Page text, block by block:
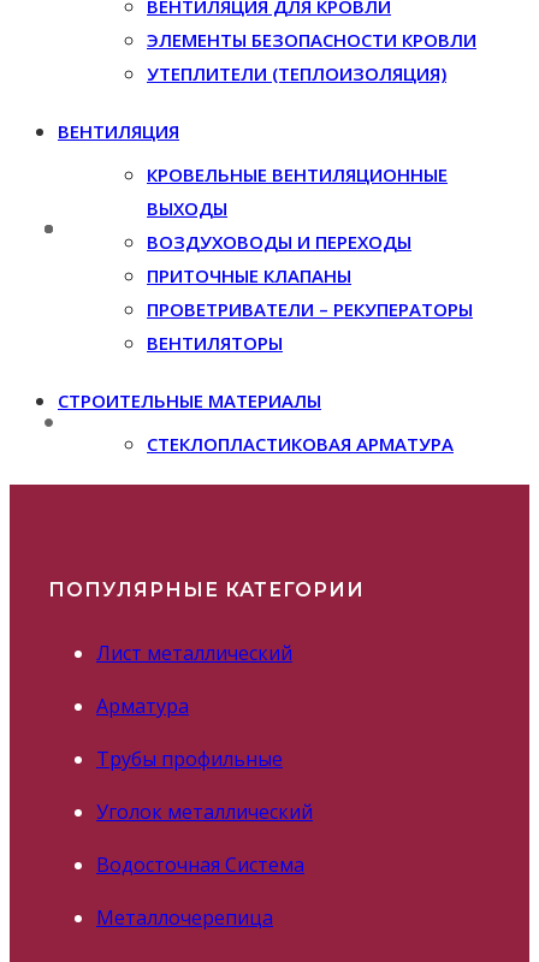
ВЕНТИЛЯЦИЯ ДЛЯ КРОВЛИ
ЭЛЕМЕНТЫ БЕЗОПАСНОСТИ КРОВЛИ
УТЕПЛИТЕЛИ (ТЕПЛОИЗОЛЯЦИЯ)
ВЕНТИЛЯЦИЯ
КРОВЕЛЬНЫЕ ВЕНТИЛЯЦИОННЫЕ
ВЫХОДЫ
ВОЗДУХОВОДЫ И ПЕРЕХОДЫ
ПРИТОЧНЫЕ КЛАПАНЫ
ПРОВЕТРИВАТЕЛИ – РЕКУПЕРАТОРЫ
ВЕНТИЛЯТОРЫ
СТРОИТЕЛЬНЫЕ МАТЕРИАЛЫ
СТЕКЛОПЛАСТИКОВАЯ АРМАТУРА
ПОПУЛЯРНЫЕ КАТЕГОРИИ
Лист металлический
Арматура
Трубы профильные
Уголок металлический
Водосточная Система
Металлочерепица